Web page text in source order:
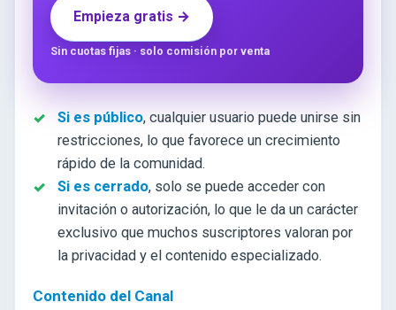
Empieza gratis →
Sin cuotas fijas · solo comisión por venta
Si es público, cualquier usuario puede unirse sin
restricciones, lo que favorece un crecimiento
rápido de la comunidad.
Si es cerrado, solo se puede acceder con
invitación o autorización, lo que le da un carácter
exclusivo que muchos suscriptores valoran por
la privacidad y el contenido especializado.
Contenido del Canal